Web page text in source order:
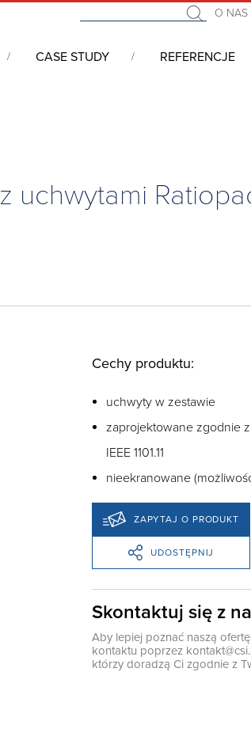
O NAS
CASE STUDY REFERENCJE
Cechy produktu:
uchwyty w zestawie
zaprojektowane zgodnie z
IEEE 1101.11
nieekranowane
ZAPYTAJ O PRODUKT
UDOSTĘPNIJ
Skontaktuj się z
Aby lepiej poznać naszą
kontaktu poprzez
którzy doradzą Ci zgodnie z